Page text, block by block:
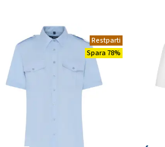
Restparti
Spara 78%